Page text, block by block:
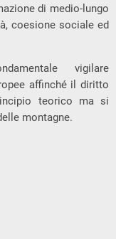
di medio-lungo
coesione sociale ed
vigilare
affinché il diritto
teorico ma si
montagne.